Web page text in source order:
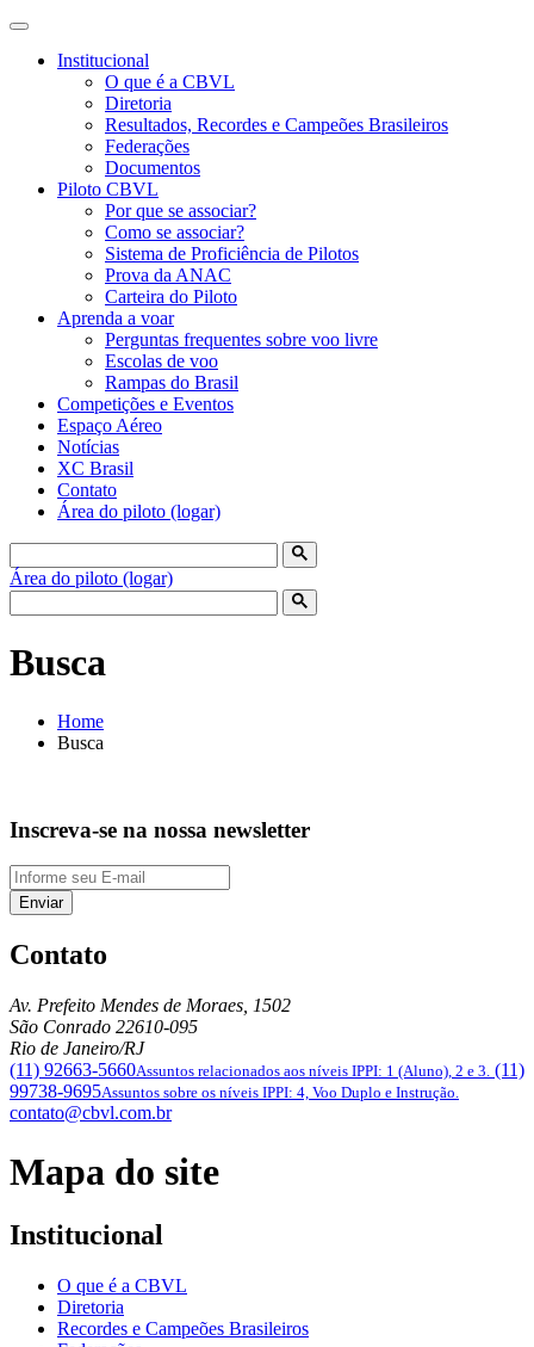
Institucional
O que é a CBVL
Diretoria
Resultados, Recordes e Campeões Brasileiros
Federações
Documentos
Piloto CBVL
Por que se associar?
Como se associar?
Sistema de Proficiência de Pilotos
Prova da ANAC
Carteira do Piloto
Aprenda a voar
Perguntas frequentes sobre voo livre
Escolas de voo
Rampas do Brasil
Competições e Eventos
Espaço Aéreo
Notícias
XC Brasil
Contato
Área do piloto (logar)
Área do piloto (logar)
Busca
Home
Busca
Inscreva-se na nossa newsletter
Enviar
Contato
Av. Prefeito Mendes de Moraes, 1502
São Conrado 22610-095
Rio de Janeiro/RJ
(11) 92663-5660Assuntos relacionados aos níveis IPPI: 1 (Aluno), 2 e 3. (11)
99738-9695Assuntos sobre os níveis IPPI: 4, Voo Duplo e Instrução.
contato@cbvl.com.br
Mapa do site
Institucional
O que é a CBVL
Diretoria
Recordes e Campeões Brasileiros